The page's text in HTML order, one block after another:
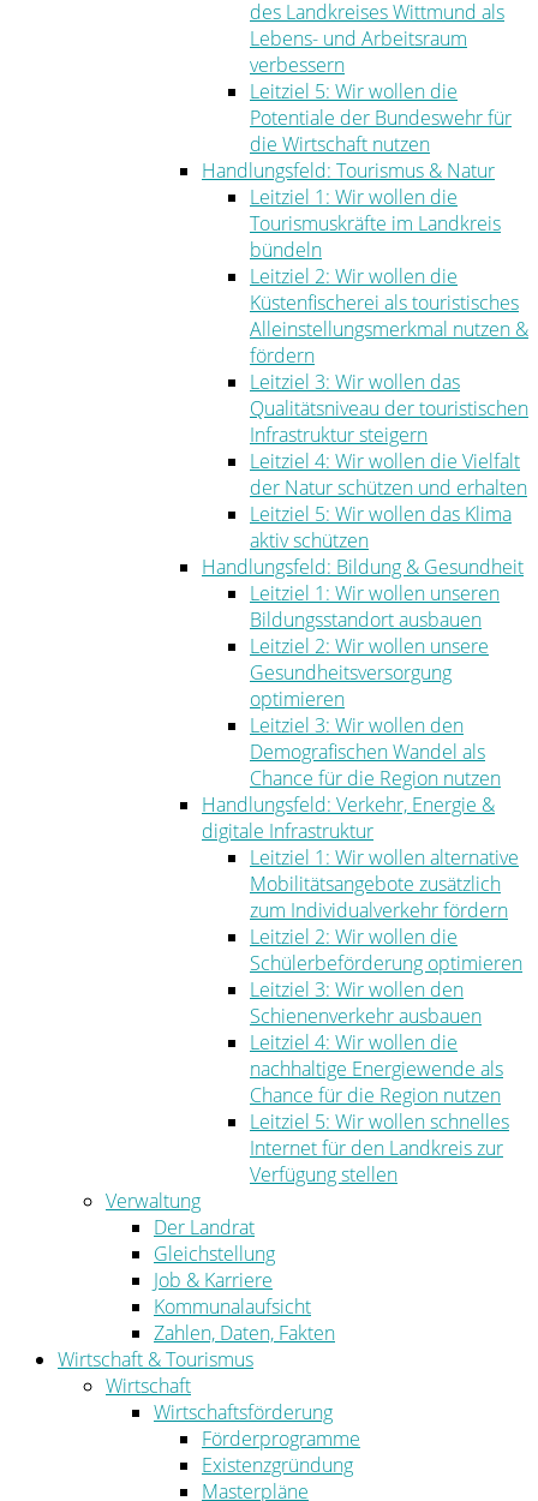
des Landkreises Wittmund als
Lebens- und Arbeitsraum
verbessern
Leitziel 5: Wir wollen die
Potentiale der Bundeswehr für
die Wirtschaft nutzen
Handlungsfeld: Tourismus & Natur
Leitziel 1: Wir wollen die
Tourismuskräfte im Landkreis
bündeln
Leitziel 2: Wir wollen die
Küstenfischerei als touristisches
Alleinstellungsmerkmal nutzen &
fördern
Leitziel 3: Wir wollen das
Qualitätsniveau der touristischen
Infrastruktur steigern
Leitziel 4: Wir wollen die Vielfalt
der Natur schützen und erhalten
Leitziel 5: Wir wollen das Klima
aktiv schützen
Handlungsfeld: Bildung & Gesundheit
Leitziel 1: Wir wollen unseren
Bildungsstandort ausbauen
Leitziel 2: Wir wollen unsere
Gesundheitsversorgung
optimieren
Leitziel 3: Wir wollen den
Demografischen Wandel als
Chance für die Region nutzen
Handlungsfeld: Verkehr, Energie &
digitale Infrastruktur
Leitziel 1: Wir wollen alternative
Mobilitätsangebote zusätzlich
zum Individualverkehr fördern
Leitziel 2: Wir wollen die
Schülerbeförderung optimieren
Leitziel 3: Wir wollen den
Schienenverkehr ausbauen
Leitziel 4: Wir wollen die
nachhaltige Energiewende als
Chance für die Region nutzen
Leitziel 5: Wir wollen schnelles
Internet für den Landkreis zur
Verfügung stellen
Verwaltung
Der Landrat
Gleichstellung
Job & Karriere
Kommunalaufsicht
Zahlen, Daten, Fakten
Wirtschaft & Tourismus
Wirtschaft
Wirtschaftsförderung
Förderprogramme
Existenzgründung
Masterpläne